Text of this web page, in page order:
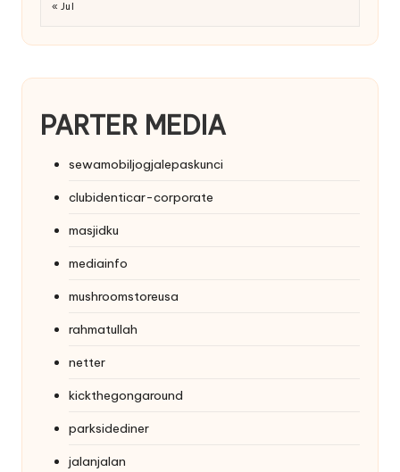
« Jul
PARTER MEDIA
sewamobiljogjalepaskunci
clubidenticar-corporate
masjidku
mediainfo
mushroomstoreusa
rahmatullah
netter
kickthegongaround
parksidediner
jalanjalan